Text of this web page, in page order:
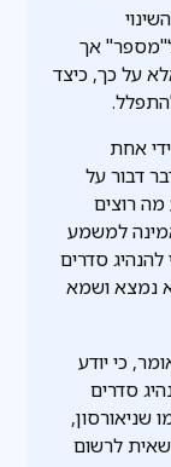
אך
על כך, כיצד
אחת
דבור על
מה רוצים
למשמע
סדרים
נמצא ושמא
כי יודע
סדרים
שניאורסון,
לרשום